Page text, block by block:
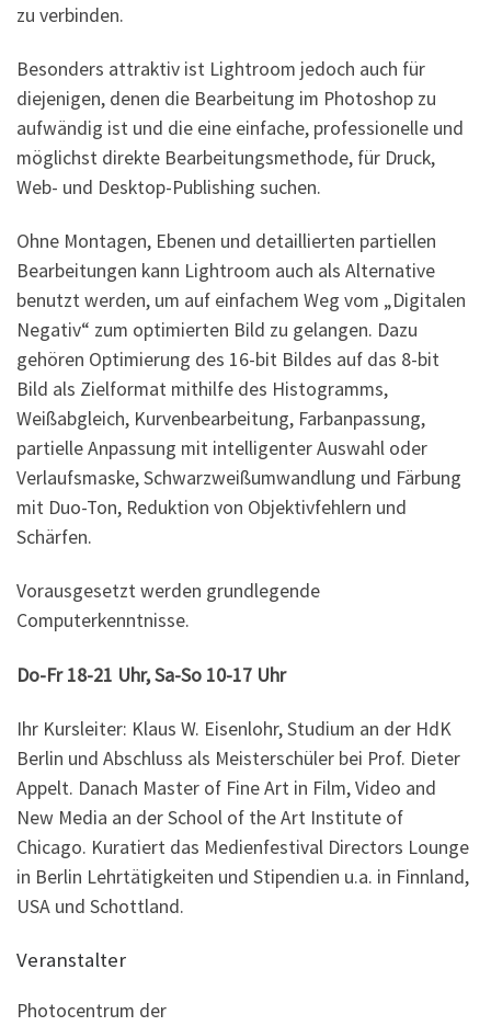
zu verbinden.
Besonders attraktiv ist Lightroom jedoch auch für
diejenigen, denen die Bearbeitung im Photoshop zu
aufwändig ist und die eine einfache, professionelle und
möglichst direkte Bearbeitungsmethode, für Druck,
Web- und Desktop-Publishing suchen.
Ohne Montagen, Ebenen und detaillierten partiellen
Bearbeitungen kann Lightroom auch als Alternative
benutzt werden, um auf einfachem Weg vom „Digitalen
Negativ“ zum optimierten Bild zu gelangen. Dazu
gehören Optimierung des 16-bit Bildes auf das 8-bit
Bild als Zielformat mithilfe des Histogramms,
Weißabgleich, Kurvenbearbeitung, Farbanpassung,
partielle Anpassung mit intelligenter Auswahl oder
Verlaufsmaske, Schwarzweißumwandlung und Färbung
mit Duo-Ton, Reduktion von Objektivfehlern und
Schärfen.
Vorausgesetzt werden grundlegende
Computerkenntnisse.
Do-Fr 18-21 Uhr, Sa-So 10-17 Uhr
Ihr Kursleiter: Klaus W. Eisenlohr, Studium an der HdK
Berlin und Abschluss als Meisterschüler bei Prof. Dieter
Appelt. Danach Master of Fine Art in Film, Video and
New Media an der School of the Art Institute of
Chicago. Kuratiert das Medienfestival Directors Lounge
in Berlin Lehrtätigkeiten und Stipendien u.a. in Finnland,
USA und Schottland.
Veranstalter
Photocentrum der